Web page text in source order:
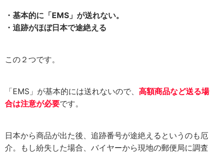
・基本的に「EMS」が送れない。
・追跡がほぼ日本で途絶える
この２つです。
「EMS」が基本的には送れないので、 高額商品など送る場
合は注意が必要です。
日本から商品が出た後、追跡番号が途絶えるというのも厄
介。もし紛失した場合、バイヤーから現地の郵便局に調査